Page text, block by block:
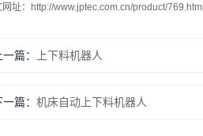
址： http://www.jptec.com.cn/product/769.html
篇： 上下料机器人
篇： 机床自动上下料机器人